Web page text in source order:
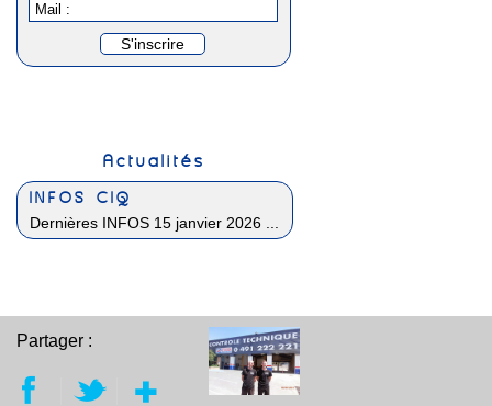
Mail :
Actualités
INFOS CIQ
Dernières INFOS 15 janvier 2026 ...
Partager :